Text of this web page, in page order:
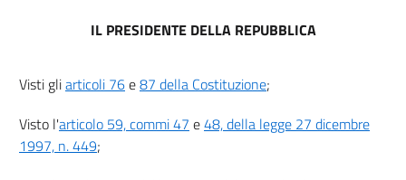
Allegato
Allegato
IL PRESIDENTE DELLA REPUBBLICA
Visti gliarticoli 76e87 della Costituzione;
Visto l'articolo 59, commi 47 e48, della legge 27 dicembre
1997, n. 449;